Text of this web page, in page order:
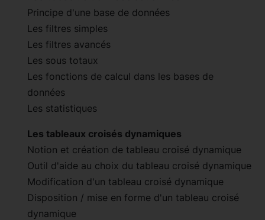
Principe d'une base de données
Les filtres simples
Les filtres avancés
Les sous totaux
Les fonctions de calcul dans les bases de
données
Les statistiques
Les tableaux croisés dynamiques
Notion et création de tableau croisé dynamique
Outil d'aide au choix du tableau croisé dynamique
Modification d'un tableau croisé dynamique
Disposition / mise en forme d'un tableau croisé
dynamique